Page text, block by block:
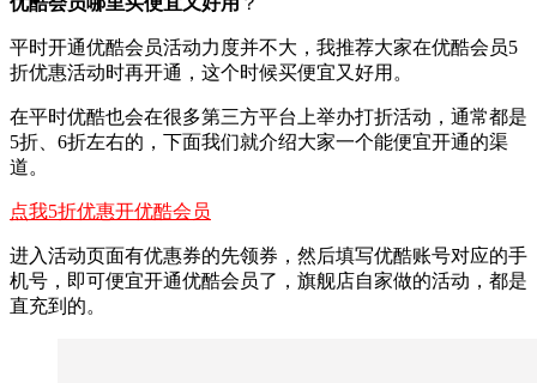
平时开通优酷会员活动力度并不大，我推荐大家在优酷会员5
折优惠活动时再开通，这个时候买便宜又好用。
在平时优酷也会在很多第三方平台上举办打折活动，通常都是
5折、6折左右的，下面我们就介绍大家一个能便宜开通的渠
道。
点我5折优惠开优酷会员
进入活动页面有优惠券的先领券，然后填写优酷账号对应的手
机号，即可便宜开通优酷会员了，旗舰店自家做的活动，都是
直充到的。